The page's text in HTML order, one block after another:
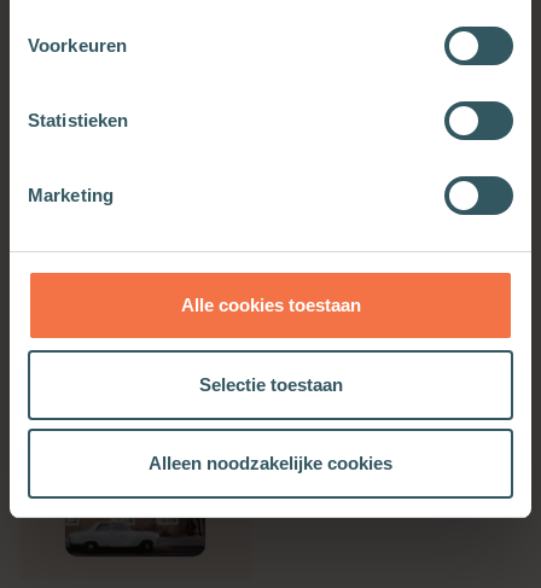
Voorkeuren
Statistieken
Marketing
Alle cookies toestaan
Selectie toestaan
Alleen noodzakelijke cookies
Wonen, wonen, wonen
Meer informatie
Het bewoonbare land
Meer informatie